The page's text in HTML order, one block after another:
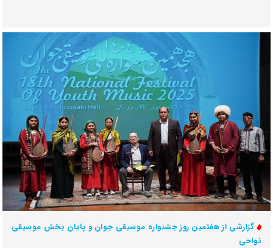
گزارشی از هفتمین روز جشنواره موسیقی جوان و پایان بخش موسیقی
نواحی